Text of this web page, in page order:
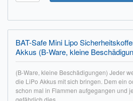
BAT-Safe Mini Lipo
Akkus (B-Ware, kleine
(B-Ware, kleine Beschädigungen) Jeder
die LiPo Akkus mit sich bringen. Dem ein
schon mal in Flammen aufgegangen und